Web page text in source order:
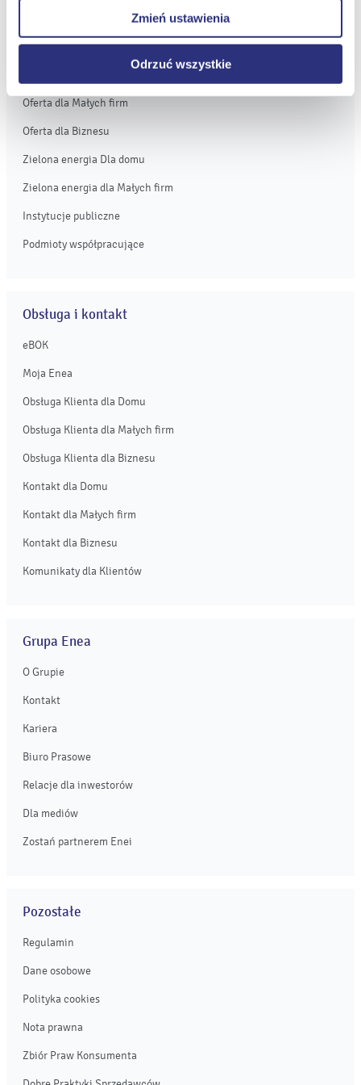
Zmień ustawienia
Odrzuć wszystkie
Oferta
Oferta dla Małych firm
Oferta dla Biznesu
Zielona energia Dla domu
Zielona energia dla Małych firm
Instytucje publiczne
Podmioty współpracujące
Obsługa i kontakt
eBOK
Moja Enea
Obsługa Klienta dla Domu
Obsługa Klienta dla Małych firm
Obsługa Klienta dla Biznesu
Kontakt dla Domu
Kontakt dla Małych firm
Kontakt dla Biznesu
Komunikaty dla Klientów
Grupa Enea
O Grupie
Kontakt
Kariera
Biuro Prasowe
Relacje dla inwestorów
Dla mediów
Zostań partnerem Enei
Pozostałe
Regulamin
Dane osobowe
Polityka cookies
Nota prawna
Zbiór Praw Konsumenta